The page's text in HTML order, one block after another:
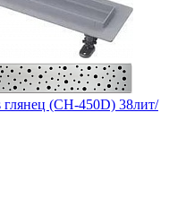
(CH-450D) 38лит/